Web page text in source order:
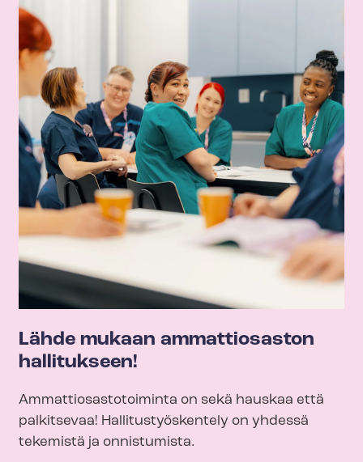
Lähde mukaan ammattiosaston
hallitukseen!
Am­mat­tio­sas­to­toi­min­ta on sekä hauskaa että
palkitsevaa! Hal­li­tus­työs­ken­te­ly on yhdessä
tekemistä ja onnistumista.